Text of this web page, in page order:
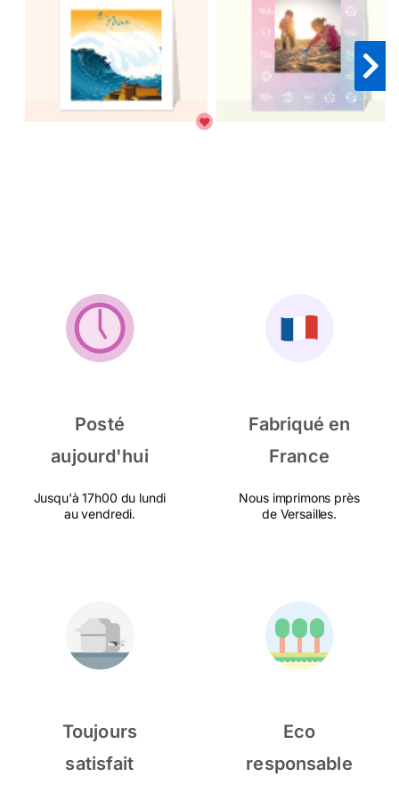
Posté
aujourd'hui
Jusqu'à 17h00 du lundi
au vendredi.
Fabriqué en
France
Nous imprimons près
de Versailles.
Toujours
satisfait
Eco
responsable